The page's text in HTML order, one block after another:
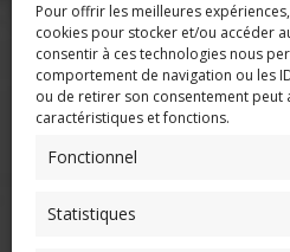
Pour offrir les meilleures
cookies pour stocker et/ou accéder
consentir à ces technologies nous
comportement de navigation ou les
ou de retirer son consentement peut
caractéristiques et fonctions.
Fonctionnel
Statistiques
Imerod.fr est un site
l'univers du jeu vidéo.
reproduction partielle
sans autorisation
interdite.
Mentions légales